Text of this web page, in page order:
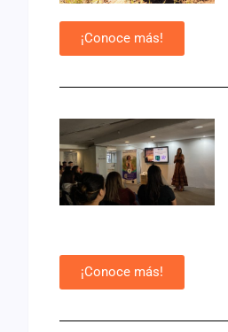
¡Conoce más!
¡Conoce más!